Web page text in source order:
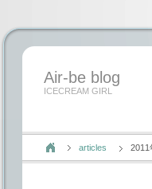
Air-be blog
ICECREAM GIRL
articles 2011